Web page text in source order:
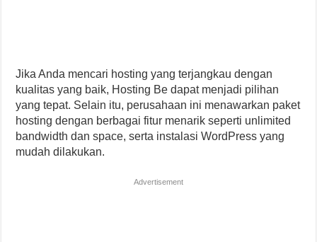
Jika Anda mencari hosting yang terjangkau dengan
kualitas yang baik, Hosting Be dapat menjadi pilihan
yang tepat. Selain itu, perusahaan ini menawarkan paket
hosting dengan berbagai fitur menarik seperti unlimited
bandwidth dan space, serta instalasi WordPress yang
mudah dilakukan.
Advertisement